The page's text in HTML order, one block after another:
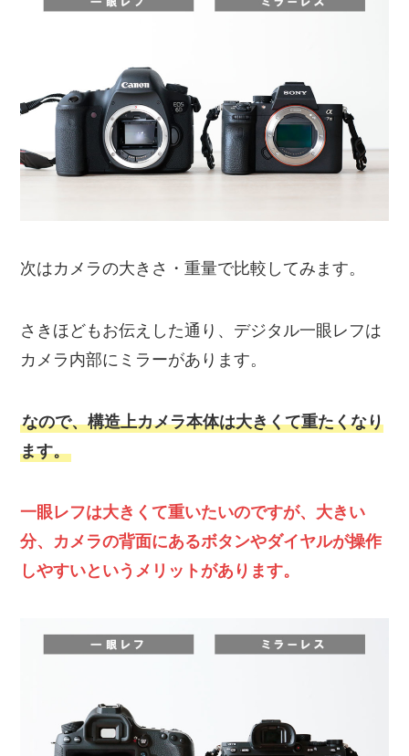
次はカメラの大きさ・重量で比較してみます。
さきほどもお伝えした通り、デジタル一眼レフは
カメラ内部にミラーがあります。
なので、構造上カメラ本体は大きくて重たくなり
ます。
一眼レフは大きくて重いたいのですが、大きい
分、カメラの背面にあるボタンやダイヤルが操作
しやすいというメリットがあります。